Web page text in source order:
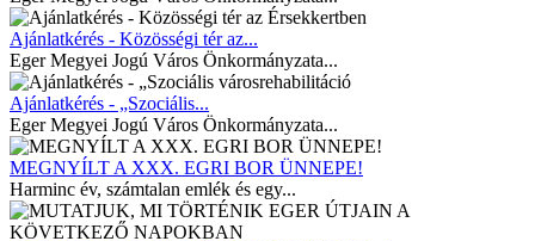
Ajánlatkérés - Közösségi tér az...
Eger Megyei Jogú Város Önkormányzata...
Ajánlatkérés - „Szociális...
Eger Megyei Jogú Város Önkormányzata...
MEGNYÍLT A XXX. EGRI BOR ÜNNEPE!
Harminc év, számtalan emlék és egy...